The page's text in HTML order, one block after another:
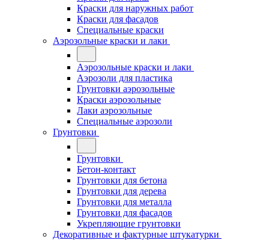
Краски для наружных работ
Краски для фасадов
Специальные краски
Аэрозольные краски и лаки
Аэрозольные краски и лаки
Аэрозоли для пластика
Грунтовки аэрозольные
Краски аэрозольные
Лаки аэрозольные
Специальные аэрозоли
Грунтовки
Грунтовки
Бетон-контакт
Грунтовки для бетона
Грунтовки для дерева
Грунтовки для металла
Грунтовки для фасадов
Укрепляющие грунтовки
Декоративные и фактурные штукатурки